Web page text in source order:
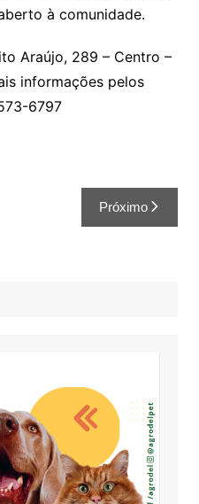
à comunidade.
Araújo, 289 – Centro –
informações pelos
6797
Próximo